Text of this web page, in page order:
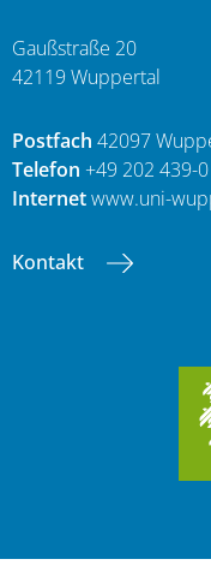
Gaußstraße 20
42119 Wuppertal
Postfach 42097
Telefon +49 202 439-0
Internetwww.uni-
Kontakt